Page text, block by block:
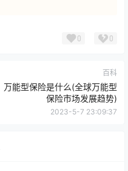
0 0
百科
万能型保险是什么(全球万能型
保险市场发展趋势)
2023-5-7 23:09:37